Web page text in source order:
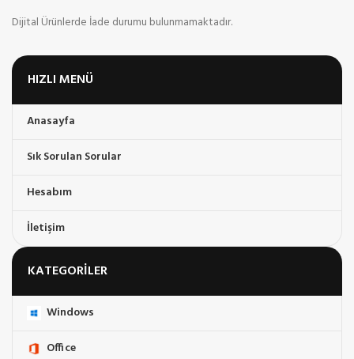
Dijital Ürünlerde İade durumu bulunmamaktadır.
HIZLI MENÜ
Anasayfa
Sık Sorulan Sorular
Hesabım
İletişim
KATEGORILER
Windows
Office